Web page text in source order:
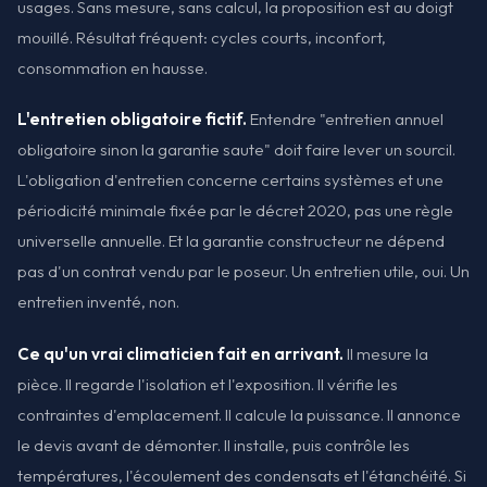
usages. Sans mesure, sans calcul, la proposition est au doigt
mouillé. Résultat fréquent: cycles courts, inconfort,
consommation en hausse.
L'entretien obligatoire fictif. Entendre "entretien annuel
obligatoire sinon la garantie saute" doit faire lever un sourcil.
L'obligation d'entretien concerne certains systèmes et une
périodicité minimale fixée par le décret 2020, pas une règle
universelle annuelle. Et la garantie constructeur ne dépend
pas d'un contrat vendu par le poseur. Un entretien utile, oui. Un
entretien inventé, non.
Ce qu'un vrai climaticien fait en arrivant. Il mesure la
pièce. Il regarde l'isolation et l'exposition. Il vérifie les
contraintes d'emplacement. Il calcule la puissance. Il annonce
le devis avant de démonter. Il installe, puis contrôle les
températures, l'écoulement des condensats et l'étanchéité. Si